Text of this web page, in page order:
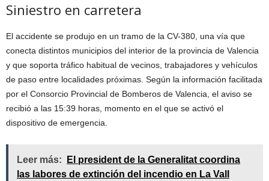
Siniestro en carretera
El accidente se produjo en un tramo de la CV-380, una vía que
conecta distintos municipios del interior de la provincia de Valencia
y que soporta tráfico habitual de vecinos, trabajadores y vehículos
de paso entre localidades próximas. Según la información facilitada
por el Consorcio Provincial de Bomberos de Valencia, el aviso se
recibió a las 15:39 horas, momento en el que se activó el
dispositivo de emergencia.
Leer más:
El president de la Generalitat coordina
las labores de extinción del incendio en La Vall